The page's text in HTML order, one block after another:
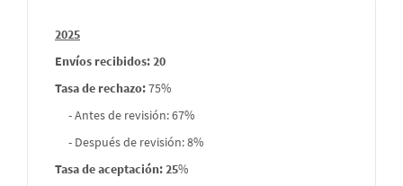
Informes
envios
2025
Envíos recibidos: 20
Tasa de rechazo:75%
- Antes de revisión: 67%
- Después de revisión: 8%
Tasa de aceptación: 25%